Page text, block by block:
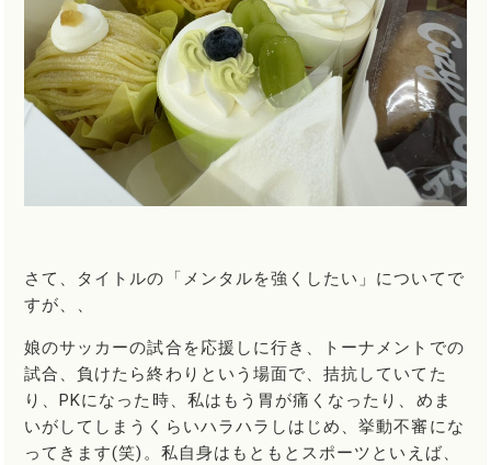
さて、タイトルの「メンタルを強くしたい」についてで
すが、、
娘のサッカーの試合を応援しに行き、トーナメントでの
試合、負けたら終わりという場面で、拮抗していてた
り、PKになった時、私はもう胃が痛くなったり、めま
いがしてしまうくらいハラハラしはじめ、挙動不審にな
ってきます(笑)。私自身はもともとスポーツといえば、